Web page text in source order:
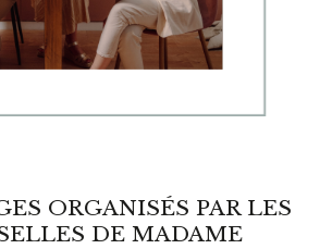
ORGANISÉS PAR LES
DE MADAME